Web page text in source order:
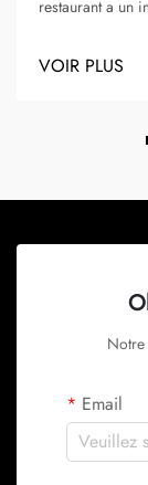
restaurant a un
lustres,
VOIR PLUS
Notre
Email